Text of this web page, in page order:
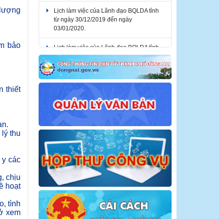
bảo
thiết
thu
y các
chịu
hoạt
tình
xem
từ ngày 30/12/2019 đến ngày
03/01/2020.